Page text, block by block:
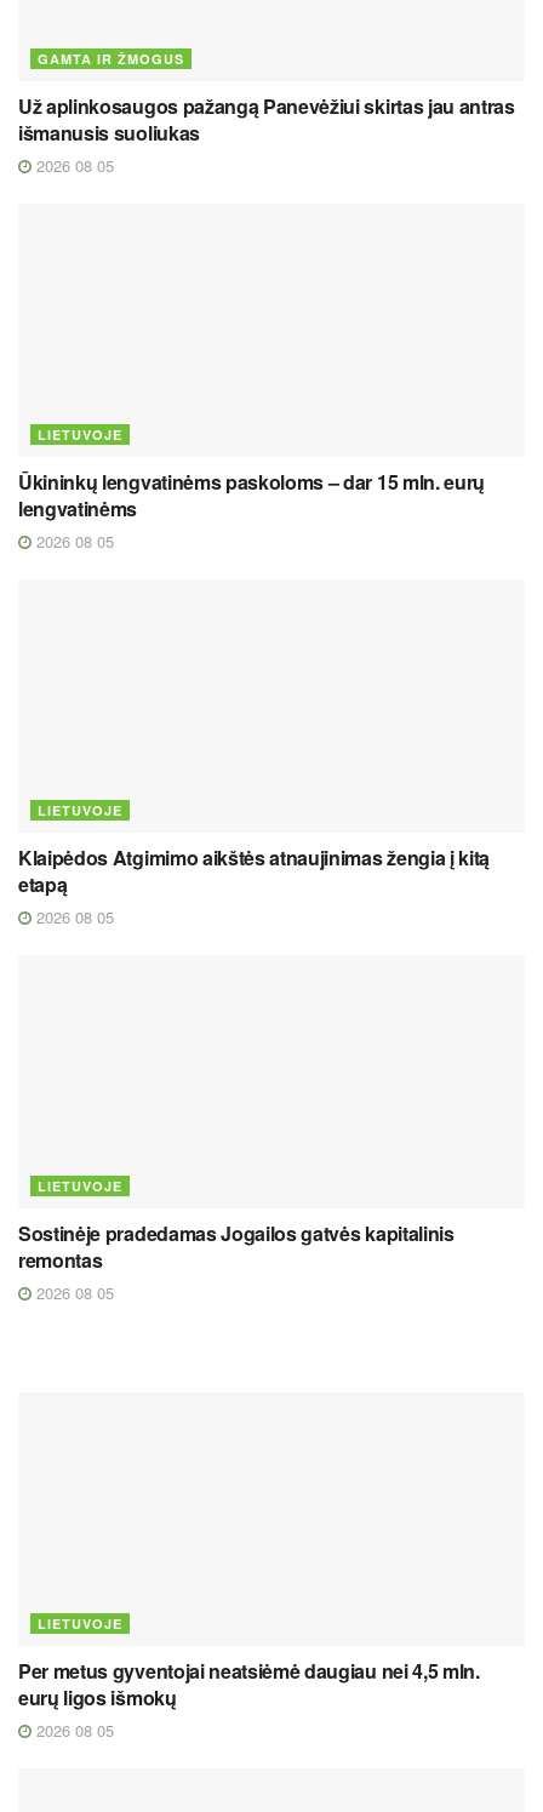
GAMTA IR ŽMOGUS
Už aplinkosaugos pažangą Panevėžiui skirtas jau antras
išmanusis suoliukas
2026 08 05
LIETUVOJE
Ūkininkų lengvatinėms paskoloms – dar 15 mln. eurų
lengvatinėms
2026 08 05
LIETUVOJE
Klaipėdos Atgimimo aikštės atnaujinimas žengia į kitą
etapą
2026 08 05
LIETUVOJE
Sostinėje pradedamas Jogailos gatvės kapitalinis
remontas
2026 08 05
LIETUVOJE
Per metus gyventojai neatsiėmė daugiau nei 4,5 mln.
eurų ligos išmokų
2026 08 05